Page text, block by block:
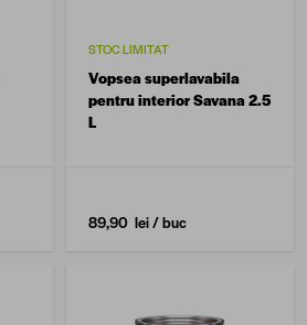
STOC LIMITAT
Vopsea superlavabila
pentru interior Savana 2.5
L
89,90 lei/ buc